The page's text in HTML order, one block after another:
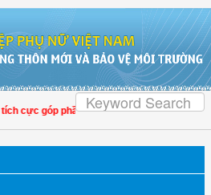
cực góp phần nâng cao tỷ lệ người dân